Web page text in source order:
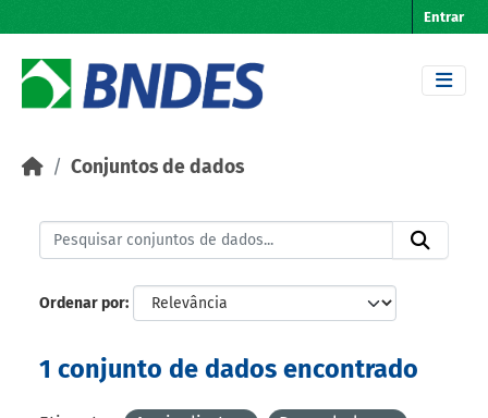
Entrar
Conjuntos de dados
Ordenar por
1 conjunto de dados encontrado